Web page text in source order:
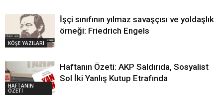
KÖŞE YAZILARI
İşçi sınıfının yılmaz savaşçısı ve yoldaşlık
örneği: Friedrich Engels
HAFTANIN
ÖZETİ
Haftanın Özeti: AKP Saldırıda, Sosyalist
Sol İki Yanlış Kutup Etrafında